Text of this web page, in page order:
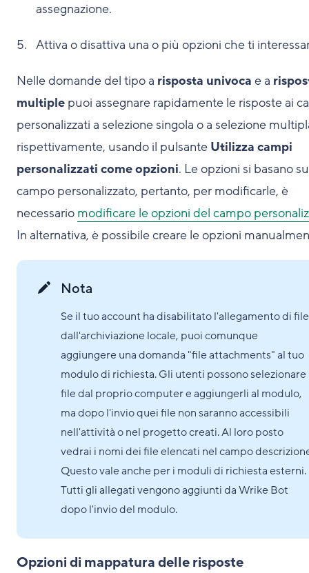
assegnazione.
Attiva o disattiva una o più opzioni che ti
Nelle domande del tipo a risposta univoca e a
multiple puoi assegnare rapidamente le risposte ai
personalizzati a selezione singola o a selezione
rispettivamente, usando il pulsante Utilizza campi
personalizzati come opzioni. Le opzioni si basano
campo personalizzato, pertanto, per modificarle, è
necessario modificare le opzioni del campo
In alternativa, è possibile creare le opzioni
Nota
Se il tuo account ha disabilitato l'allegamento di file
dall'archiviazione locale, puoi comunque
aggiungere una domanda "file attachments" al tuo
modulo di richiesta. Gli utenti possono selezionare
file dal proprio computer e aggiungerli al modulo,
ma dopo l'invio quei file non saranno accessibili
nell'attività o nel progetto creati. Al loro posto
vedrai i nomi dei file elencati nel campo
Questo vale anche per i moduli di richiesta esterni.
Tutti gli allegati vengono aggiunti da Wrike Bot
dopo l'invio del modulo.
Opzioni di mappatura delle risposte